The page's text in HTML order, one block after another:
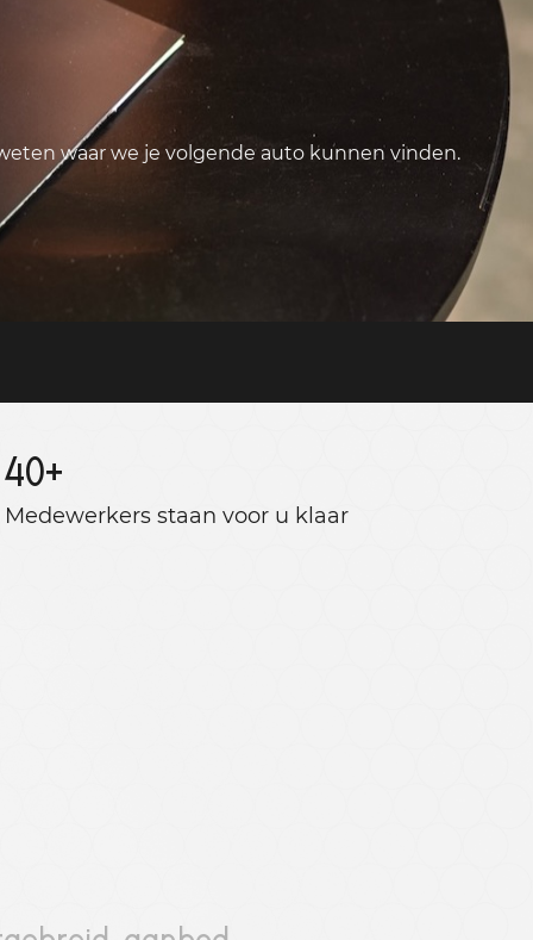
waar we je volgende auto kunnen vinden.
40+
Medewerkers staan ​​voor u klaar